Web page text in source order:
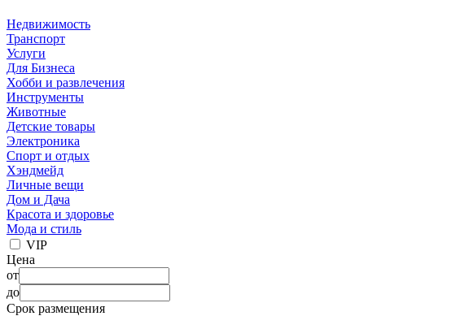
Недвижимость
Транспорт
Услуги
Для Бизнеса
Хобби и развлечения
Инструменты
Животные
Детские товары
Электроника
Спорт и отдых
Хэндмейд
Личные вещи
Дом и Дача
Красота и здоровье
Мода и стиль
VIP
Цена
от
до
Срок размещения